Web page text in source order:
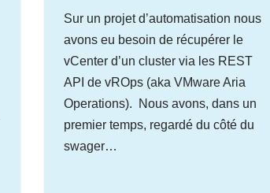
Sur un projet d’automatisation nous
avons eu besoin de récupérer le
vCenter d’un cluster via les REST
API de vROps (aka VMware Aria
Operations). Nous avons, dans un
premier temps, regardé du côté du
swager…